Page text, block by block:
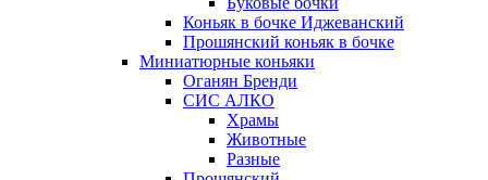
Коньяк в бочке Иджеванский
Прошянский коньяк в бочке
Миниатюрные коньяки
Оганян Бренди
СИС АЛКО
Храмы
Животные
Разные